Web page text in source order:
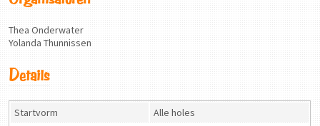
Thea Onderwater
Yolanda Thunnissen
Details
Startvorm
Alle holes